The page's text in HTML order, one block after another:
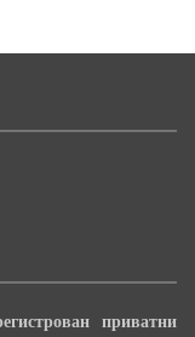
приватни